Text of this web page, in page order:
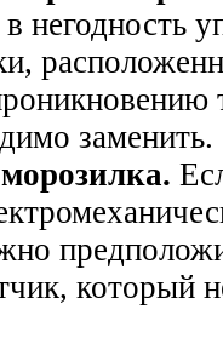
негодность
заменить.
который